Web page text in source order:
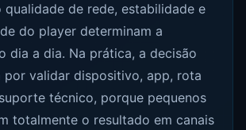
qualidade de rede, estabilidade e
do player determinam a
dia a dia. Na prática, a decisão
por validar dispositivo, app, rota
técnico, porque pequenos
totalmente o resultado em canais